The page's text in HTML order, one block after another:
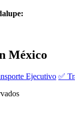
México
Ejecutivo ✅